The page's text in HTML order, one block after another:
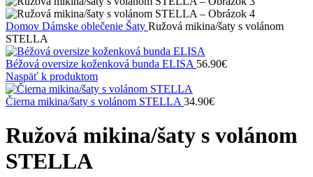
Domov Dámske oblečenie Šaty Ružová mikina/šaty s volánom
STELLA
Béžová oversize koženková bunda ELISA 56.90€
Naspäť k produktom
Čierna mikina/šaty s volánom STELLA 34.90€
Ružová mikina/šaty s volánom
STELLA